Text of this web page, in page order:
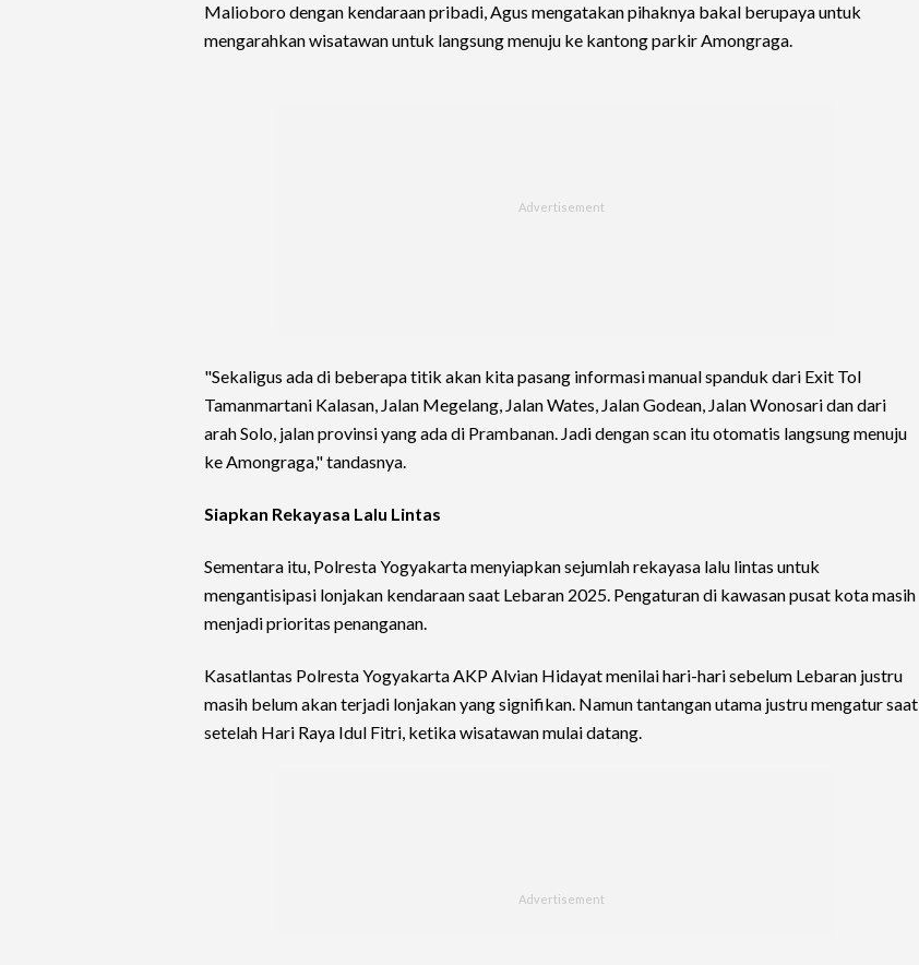
Malioboro dengan kendaraan pribadi, Agus mengatakan pihaknya bakal berupaya untuk
mengarahkan wisatawan untuk langsung menuju ke kantong parkir Amongraga.
"Sekaligus ada di beberapa titik akan kita pasang informasi manual spanduk dari Exit Tol
Tamanmartani Kalasan, Jalan Megelang, Jalan Wates, Jalan Godean, Jalan Wonosari dan dari
arah Solo, jalan provinsi yang ada di Prambanan. Jadi dengan scan itu otomatis langsung menuju
ke Amongraga," tandasnya.
Siapkan Rekayasa Lalu Lintas
Sementara itu, Polresta Yogyakarta menyiapkan sejumlah rekayasa lalu lintas untuk
mengantisipasi lonjakan kendaraan saat Lebaran 2025. Pengaturan di kawasan pusat kota masih
menjadi prioritas penanganan.
Kasatlantas Polresta Yogyakarta AKP Alvian Hidayat menilai hari-hari sebelum Lebaran justru
masih belum akan terjadi lonjakan yang signifikan. Namun tantangan utama justru mengatur saat
setelah Hari Raya Idul Fitri, ketika wisatawan mulai datang.